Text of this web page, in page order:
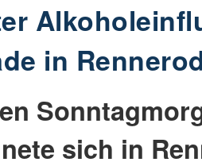
in
sich in